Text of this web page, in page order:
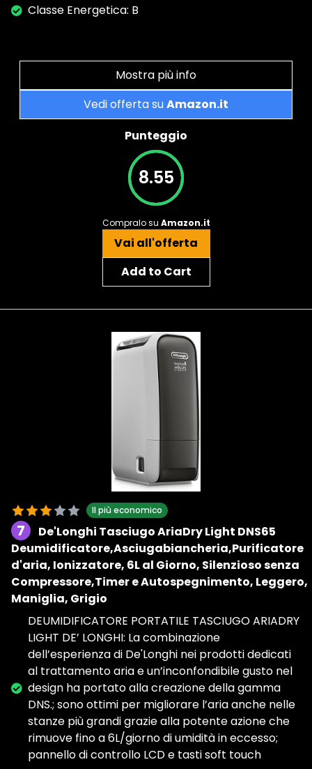
Classe Energetica: B
Mostra più info
Vedi offerta suAmazon.it
Punteggio
8.55
Compralo su Amazon.it
Vai all'offerta
Add to Cart
Il più economico
7
De'Longhi Tasciugo AriaDry Light DNS65
Deumidificatore,Asciugabiancheria,Purificatore
d'aria, Ionizzatore, 6L al Giorno, Silenzioso senza
Compressore,Timer e Autospegnimento, Leggero,
Maniglia, Grigio
DEUMIDIFICATORE PORTATILE TASCIUGO ARIADRY
LIGHT DE’ LONGHI: La combinazione
dell’esperienza di De'Longhi nei prodotti dedicati
al trattamento aria e un’inconfondibile gusto nel
design ha portato alla creazione della gamma
DNS.; sono ottimi per migliorare l’aria anche nelle
stanze più grandi grazie alla potente azione che
rimuove fino a 6L/giorno di umidità in eccesso;
pannello di controllo LCD e tasti soft touch